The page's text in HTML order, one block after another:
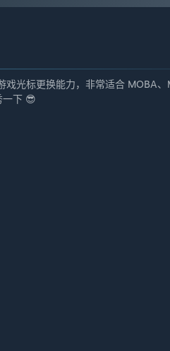
光标更换能力，非常适合 MOBA
一下 😎